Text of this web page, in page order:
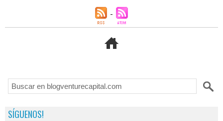
SÍGUENOS!